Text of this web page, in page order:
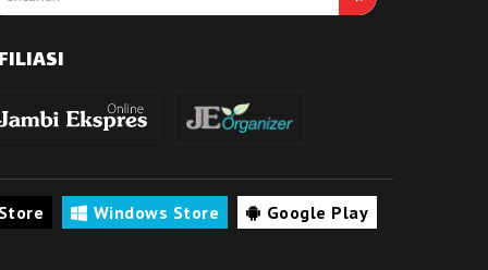
Windows Store Google Play